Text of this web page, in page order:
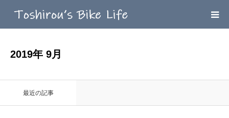
2019年 9月
最近の記事